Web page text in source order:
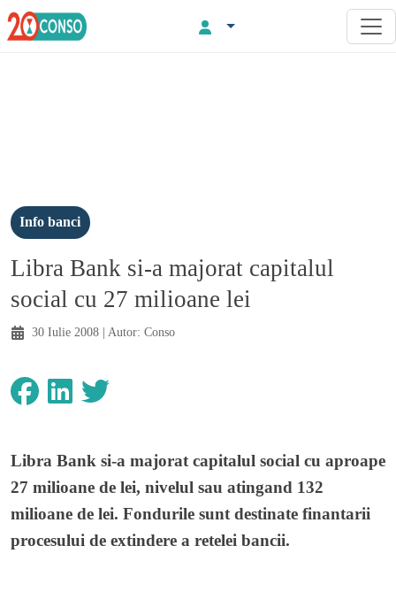
Info banci
Libra Bank si-a majorat capitalul
social cu 27 milioane lei
30 Iulie 2008 | Autor: Conso
Libra Bank si-a majorat capitalul social cu aproape
27 milioane de lei, nivelul sau atingand 132
milioane de lei. Fondurile sunt destinate finantarii
procesului de extindere a retelei bancii.